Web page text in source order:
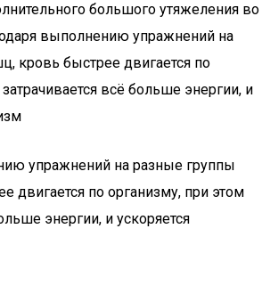
большого утяжеления во
выполнению упражнений на
кровь быстрее двигается по
всё больше энергии, и
упражнений на разные группы
двигается по организму, при этом
энергии, и ускоряется